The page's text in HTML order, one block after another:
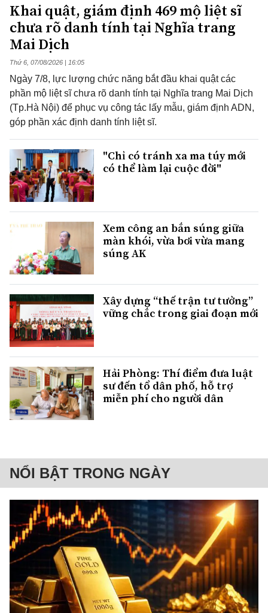
Khai quật, giám định 469 mộ liệt sĩ
chưa rõ danh tính tại Nghĩa trang
Mai Dịch
Thứ 6, 07/08/2026 | 16:05
Ngày 7/8, lực lượng chức năng bắt đầu khai quật các
phần mộ liệt sĩ chưa rõ danh tính tại Nghĩa trang Mai Dịch
(Tp.Hà Nội) để phục vụ công tác lấy mẫu, giám định ADN,
góp phần xác định danh tính liệt sĩ.
"Chỉ có tránh xa ma túy mới
có thể làm lại cuộc đời"
Xem công an bắn súng giữa
màn khói, vừa bơi vừa mang
súng AK
Xây dựng “thế trận tư tưởng”
vững chắc trong giai đoạn mới
Hải Phòng: Thí điểm đưa luật
sư đến tổ dân phố, hỗ trợ
miễn phí cho người dân
NỔI BẬT TRONG NGÀY